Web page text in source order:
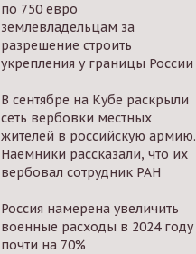
по 750 евро
землевладельцам за
разрешение строить
укрепления у границы России
В сентябре на Кубе раскрыли
сеть вербовки местных
жителей в российскую армию.
Наемники рассказали, что их
вербовал сотрудник РАН
Россия намерена увеличить
военные расходы в 2024 году
почти на 70%